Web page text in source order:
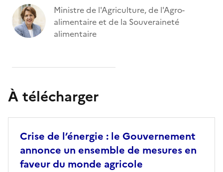
Ministre de l'Agriculture, de l'Agro-
alimentaire et de la Souveraineté
alimentaire
À télécharger
Crise de l’énergie : le Gouvernement
annonce un ensemble de mesures en
faveur du monde agricole